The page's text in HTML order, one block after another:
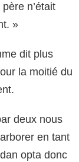
n’était
»
dit plus
la moitié du
deux nous
en tant
opta donc